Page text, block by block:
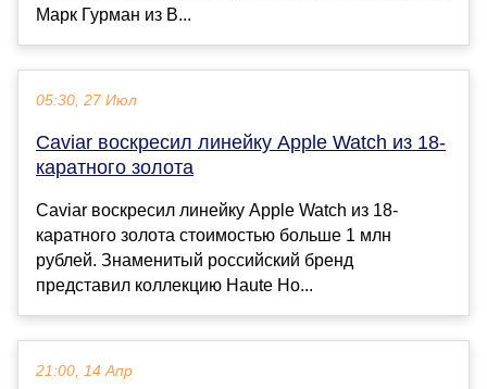
Марк Гурман из B...
05:30, 27 Июл
Caviar воскресил линейку Apple Watch из 18-
каратного золота
Caviar воскресил линейку Apple Watch из 18-
каратного золота стоимостью больше 1 млн
рублей. Знаменитый российский бренд
представил коллекцию Haute Ho...
21:00, 14 Апр